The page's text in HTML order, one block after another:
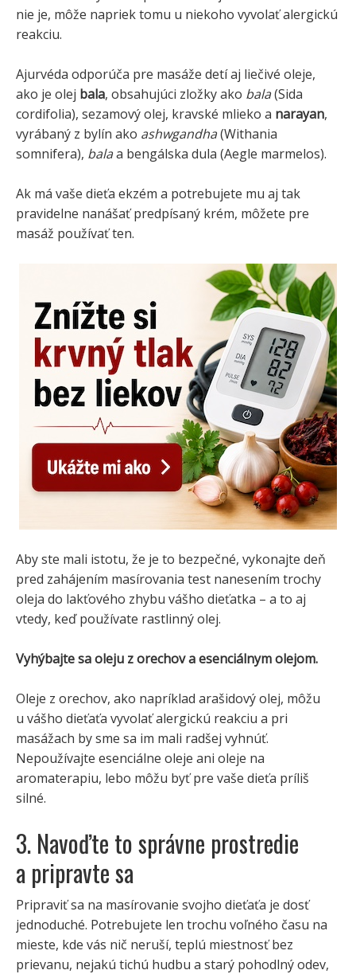
nie je, môže napriek tomu u niekoho vyvolať alergickú
reakciu.
Ajurvéda odporúča pre masáže detí aj liečivé oleje,
ako je olej bala, obsahujúci zložky ako bala(Sida
cordifolia), sezamový olej, kravské mlieko a narayan,
vyrábaný z bylín ako ashwgandha(Withania
somnifera), balaa bengálska dula (Aegle marmelos).
Ak má vaše dieťa ekzém a potrebujete mu aj tak
pravidelne nanášať predpísaný krém, môžete pre
masáž používať ten.
Aby ste mali istotu, že je to bezpečné, vykonajte deň
pred zahájením masírovania test nanesením trochy
oleja do lakťového zhybu vášho dieťatka – a to aj
vtedy, keď používate rastlinný olej.
Vyhýbajte sa oleju z orechov a esenciálnym olejom.
Oleje z orechov, ako napríklad arašidový olej, môžu
u vášho dieťaťa vyvolať alergickú reakciu a pri
masážach by sme sa im mali radšej vyhnúť.
Nepoužívajte esenciálne oleje ani oleje na
aromaterapiu, lebo môžu byť pre vaše dieťa príliš
silné.
3. Navoďte to správne prostredie
a pripravte sa
Pripraviť sa na masírovanie svojho dieťaťa je dosť
jednoduché. Potrebujete len trochu voľného času na
mieste, kde vás nič neruší, teplú miestnosť bez
prievanu, nejakú tichú hudbu a starý pohodlný odev,